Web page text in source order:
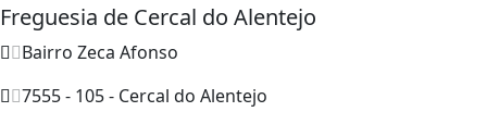
Freguesia de Cercal do Alentejo
Bairro Zeca Afonso
7555 - 105 - Cercal do Alentejo